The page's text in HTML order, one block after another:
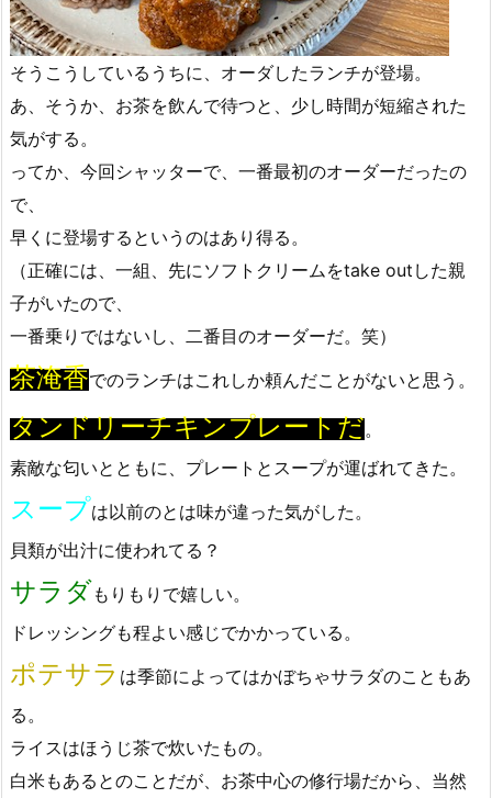
そうこうしているうちに、オーダしたランチが登場。
あ、そうか、お茶を飲んで待つと、少し時間が短縮された
気がする。
ってか、今回シャッターで、一番最初のオーダーだったの
で、
早くに登場するというのはあり得る。
（正確には、一組、先にソフトクリームをtake outした親
子がいたので、
一番乗りではないし、二番目のオーダーだ。笑）
茶淹香でのランチはこれしか頼んだことがないと思う。
タンドリーチキンプレートだ。
素敵な匂いとともに、プレートとスープが運ばれてきた。
スープは以前のとは味が違った気がした。
貝類が出汁に使われてる？
サラダもりもりで嬉しい。
ドレッシングも程よい感じでかかっている。
ポテサラ は季節によってはかぼちゃサラダのこともあ
る。
ライスはほうじ茶で炊いたもの。
白米もあるとのことだが、お茶中心の修行場だから、当然